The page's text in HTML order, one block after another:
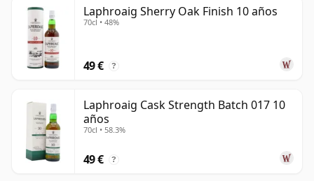
Laphroaig Sherry Oak Finish 10 años
70cl • 48%
49 € ?
Laphroaig Cask Strength Batch 017 10
años
70cl • 58.3%
49 € ?